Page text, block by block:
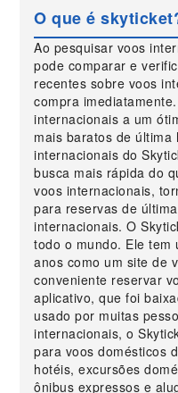
O que é
Ao pesquisar voos
pode comparar e
recentes sobre voos
compra
internacionais a um
mais baratos de
internacionais do
busca mais rápida do
voos internacionais,
para reservas de
internacionais. O
todo o mundo. Ele tem
anos como um site de
conveniente reservar
aplicativo, que foi
usado por muitas
internacionais, o
para voos domésticos
hotéis, excursões
ônibus expressos e